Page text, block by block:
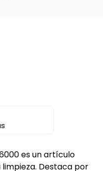
es un artículo
Destaca por